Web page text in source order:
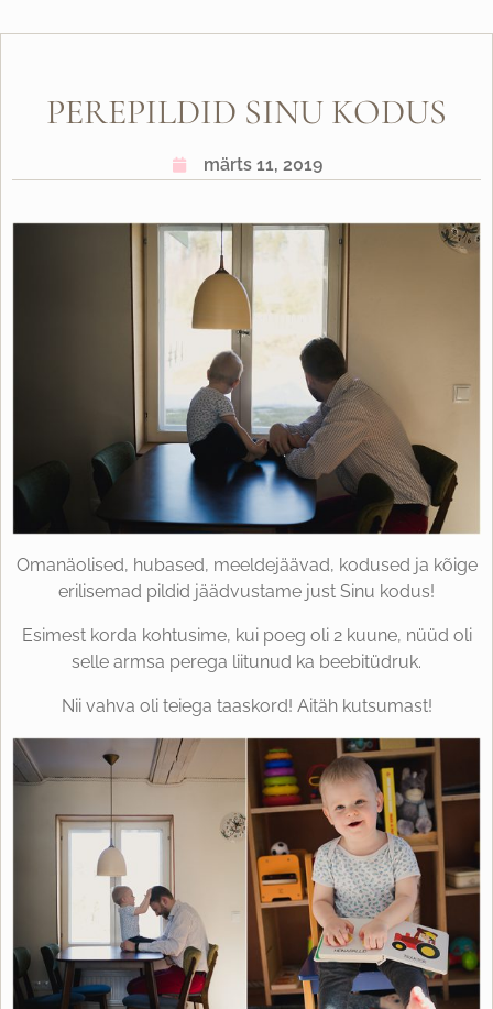
PEREPILDID SINU KODUS
märts 11, 2019
Omanäolised, hubased, meeldejäävad, kodused ja kõige
erilisemad pildid jäädvustame just Sinu kodus!
Esimest korda kohtusime, kui poeg oli 2 kuune, nüüd oli
selle armsa perega liitunud ka beebitüdruk.
Nii vahva oli teiega taaskord! Aitäh kutsumast!